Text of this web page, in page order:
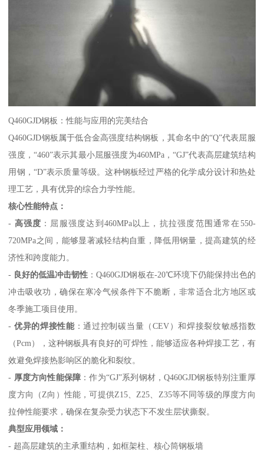
Q460GJD钢板：性能与应用的完美结合
Q460GJD钢板属于低合金高强度结构钢板，其命名中的“Q”代表屈服
强度，“460”表示其最小屈服强度为460MPa，“GJ”代表高层建筑结构
用钢，“D”表示质量等级。这种钢板经过严格的化学成分设计和热处
理工艺，具有优异的综合力学性能。
核心性能特点：
- 高强度 ：屈服强度达到460MPa以上，抗拉强度范围通常在550-
720MPa之间，能够显著减轻结构自重，降低用钢量，提高建筑的经
济性和跨度能力。
- 良好的低温冲击韧性 ：Q460GJD钢板在-20℃环境下仍能保持出色的
冲击吸收功，确保在寒冷气候条件下不脆断，非常适合北方地区或
冬季施工项目使用。
-优异的焊接性能：通过控制碳当量（CEV）和焊接裂纹敏感指数
（Pcm），这种钢板具有良好的可焊性，能够适应各种焊接工艺，有
效避免焊接热影响区的脆化和裂纹。
- 厚度方向性能保障 ：作为“GJ”系列钢材，Q460GJD钢板特别注重厚
度方向（Z向）性能，可提供Z15、Z25、Z35等不同等级的厚度方向
拉伸性能要求，确保在复杂受力状态下不发生层状撕裂。
典型应用领域：
- 超高层建筑的主承重结构，如框架柱、核心筒钢板墙